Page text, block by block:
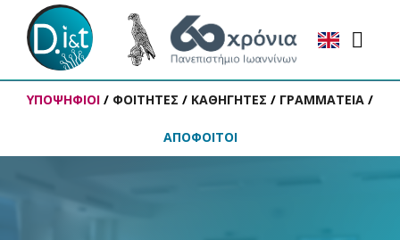
ΥΠΟΨΗΦΙΟΙ / ΦΟΙΤΗΤΕΣ / ΚΑΘΗΓΗΤΕΣ / ΓΡΑΜΜΑΤΕΙΑ /
ΑΠΟΦΟΙΤΟΙ